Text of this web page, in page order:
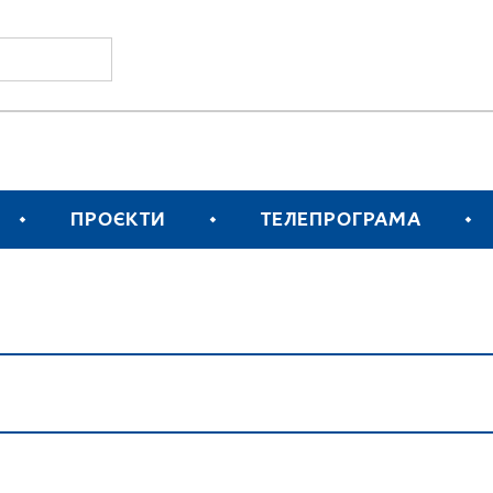
ПРОЄКТИ ТЕЛЕПРОГРАМА